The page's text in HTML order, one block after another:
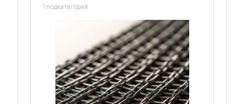
1 подкатегорий